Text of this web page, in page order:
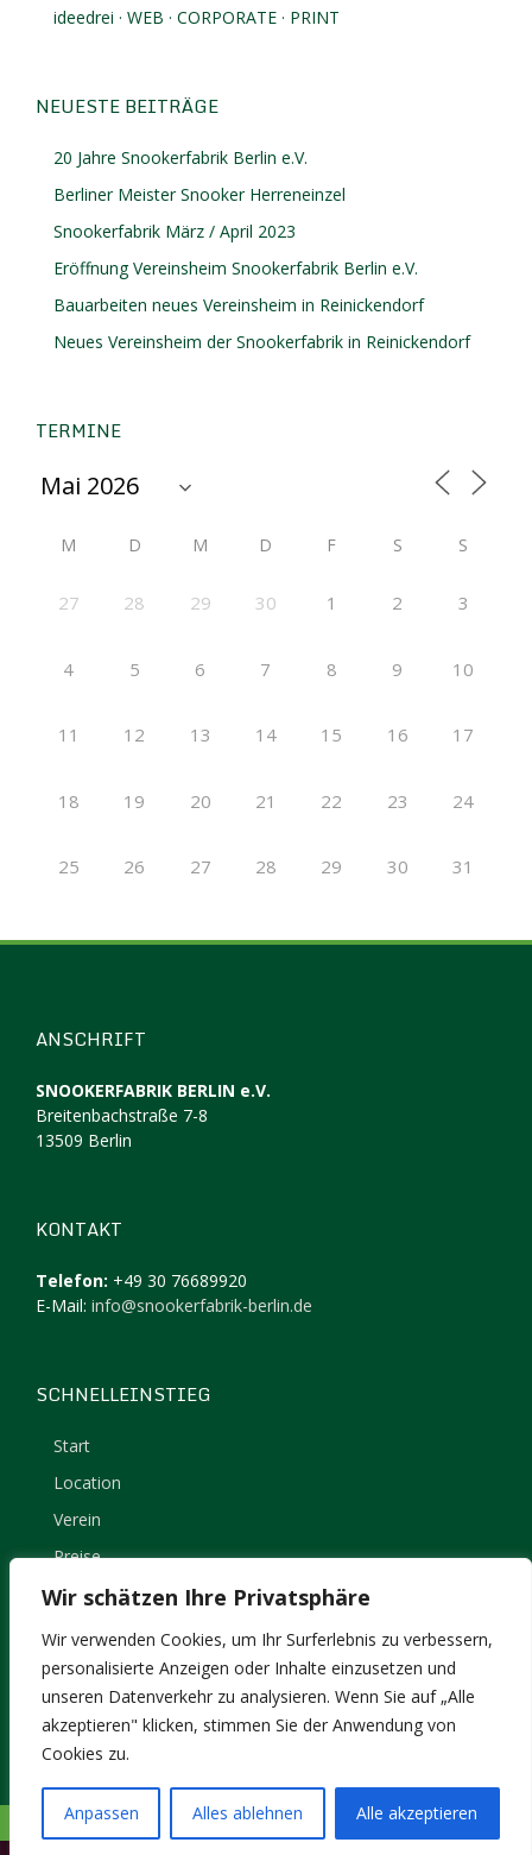
Wir schätzen Ihre Privatsphäre
Wir verwenden Cookies, um Ihr Surferlebnis zu verbessern,
personalisierte Anzeigen oder Inhalte einzusetzen und
unseren Datenverkehr zu analysieren. Wenn Sie auf „Alle
akzeptieren" klicken, stimmen Sie der Anwendung von
Cookies zu.
Anpassen Alles ablehnen Alle akzeptieren
ideedrei · WEB · CORPORATE · PRINT
NEUESTE BEITRÄGE
20 Jahre Snookerfabrik Berlin e.V.
Berliner Meister Snooker Herreneinzel
Snookerfabrik März / April 2023
Eröffnung Vereinsheim Snookerfabrik Berlin e.V.
Bauarbeiten neues Vereinsheim in Reinickendorf
Neues Vereinsheim der Snookerfabrik in Reinickendorf
TERMINE
M D M D F S S
27 28 29 30 1 2 3
4 5 6 7 8 9 10
11 12 13 14 15 16 17
18 19 20 21 22 23 24
25 26 27 28 29 30 31
ANSCHRIFT
SNOOKERFABRIK BERLIN e.V.
Breitenbachstraße 7-8
13509 Berlin
KONTAKT
Telefon: +49 30 76689920
E-Mail: info@snookerfabrik-berlin.de
SCHNELLEINSTIEG
Start
Location
Verein
Preise
Kontakt
Impressum
Datenschutz